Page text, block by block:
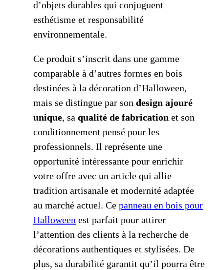
d’objets durables qui conjuguent
esthétisme et responsabilité
environnementale.
Ce produit s’inscrit dans une gamme
comparable à d’autres formes en bois
destinées à la décoration d’Halloween,
mais se distingue par son design ajouré
unique, sa qualité de fabrication et son
conditionnement pensé pour les
professionnels. Il représente une
opportunité intéressante pour enrichir
votre offre avec un article qui allie
tradition artisanale et modernité adaptée
au marché actuel. Ce panneau en bois pour
Halloween est parfait pour attirer
l’attention des clients à la recherche de
décorations authentiques et stylisées. De
plus, sa durabilité garantit qu’il pourra être